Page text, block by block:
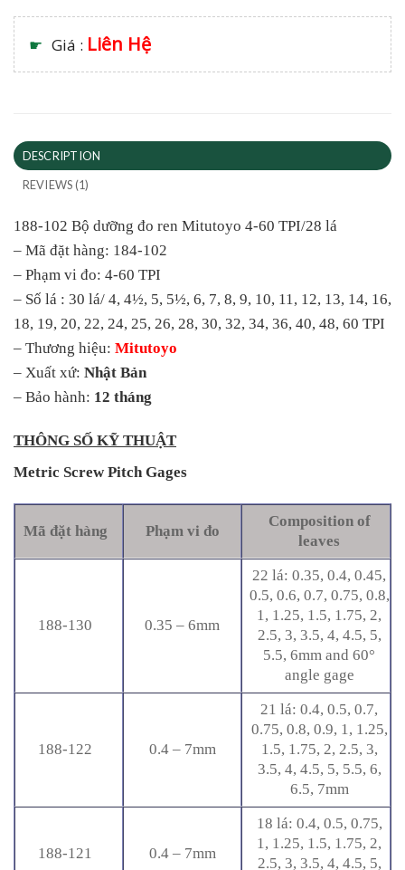
☛ Giá : Liên Hệ
DESCRIPTION
REVIEWS (1)
188-102 Bộ dưỡng đo ren Mitutoyo 4-60 TPI/28 lá
– Mã đặt hàng: 184-102
– Phạm vi đo: 4-60 TPI
– Số lá : 30 lá/ 4, 4½, 5, 5½, 6, 7, 8, 9, 10, 11, 12, 13, 14, 16,
18, 19, 20, 22, 24, 25, 26, 28, 30, 32, 34, 36, 40, 48, 60 TPI
– Thương hiệu: Mitutoyo
– Xuất xứ: Nhật Bản
– Bảo hành: 12 tháng
THÔNG SỐ KỸ THUẬT
Metric Screw Pitch Gages
Mã đặt hàng Phạm vi đo
Composition of
leaves
188-130 0.35 – 6mm
22 lá: 0.35, 0.4, 0.45,
0.5, 0.6, 0.7, 0.75, 0.8,
1, 1.25, 1.5, 1.75, 2,
2.5, 3, 3.5, 4, 4.5, 5,
5.5, 6mm and 60°
angle gage
188-122 0.4 – 7mm
21 lá: 0.4, 0.5, 0.7,
0.75, 0.8, 0.9, 1, 1.25,
1.5, 1.75, 2, 2.5, 3,
3.5, 4, 4.5, 5, 5.5, 6,
6.5, 7mm
188-121 0.4 – 7mm
18 lá: 0.4, 0.5, 0.75,
1, 1.25, 1.5, 1.75, 2,
2.5, 3, 3.5, 4, 4.5, 5,